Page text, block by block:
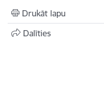
Drukāt lapu
Dalīties